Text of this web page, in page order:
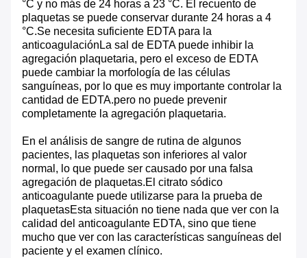
°C y no más de 24 horas a 23 °C. El recuento de
plaquetas se puede conservar durante 24 horas a 4
°C.Se necesita suficiente EDTA para la
anticoagulaciónLa sal de EDTA puede inhibir la
agregación plaquetaria, pero el exceso de EDTA
puede cambiar la morfología de las células
sanguíneas, por lo que es muy importante controlar la
cantidad de EDTA.pero no puede prevenir
completamente la agregación plaquetaria.
En el análisis de sangre de rutina de algunos
pacientes, las plaquetas son inferiores al valor
normal, lo que puede ser causado por una falsa
agregación de plaquetas.El citrato sódico
anticoagulante puede utilizarse para la prueba de
plaquetasEsta situación no tiene nada que ver con la
calidad del anticoagulante EDTA, sino que tiene
mucho que ver con las características sanguíneas del
paciente y el examen clínico.